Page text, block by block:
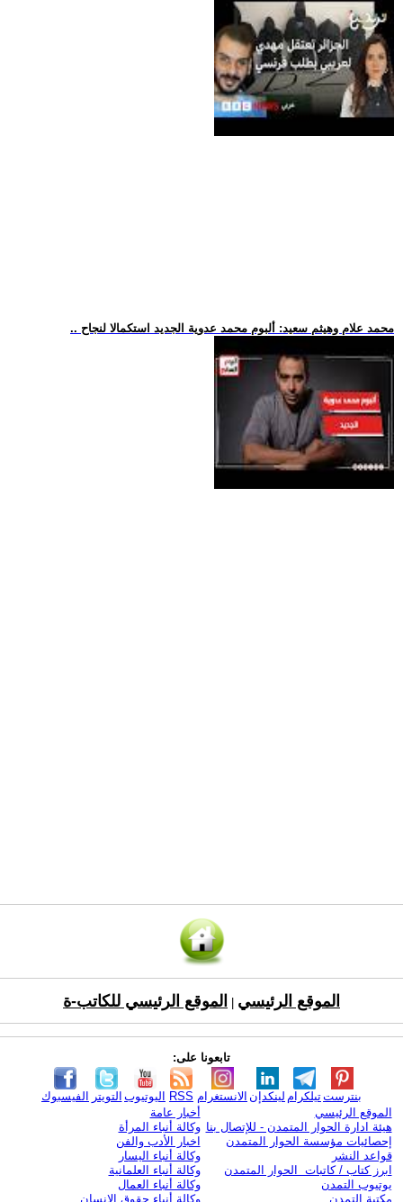
.. محمد علام وهيثم سعيد: ألبوم محمد عدوية الجديد استكمالا لنجاح
الموقع الرئيسي الموقع الرئيسي للكاتب-ة
تابعونا على:
الفيسبوك التويتر اليوتيوب RSS الانستغرام لينكدإن تيلكرامبنترست
الموقع الرئيسي
هيئة ادارة الحوار المتمدن - للإتصال بنا
إحصائيات مؤسسة الحوار المتمدن
قواعد النشر
ابرز كتاب / كاتبات الحوار المتمدن
يوتيوب التمدن
مكتبة التمدن
أخبار عامة
وكالة أنباء المرأة
اخبار الأدب والفن
وكالة أنباء اليسار
وكالة أنباء العلمانية
وكالة أنباء العمال
وكالة أنباء حقوق الإنسان